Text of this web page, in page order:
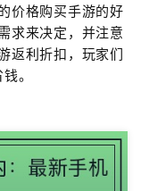
价格购买手游的好
求来决定，并注意
返利折扣，玩家们
。